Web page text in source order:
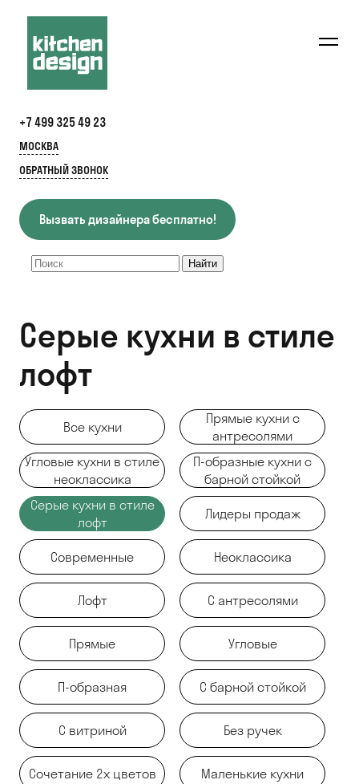
+7 499 325 49 23
МОСКВА
ОБРАТНЫЙ ЗВОНОК
Вызвать дизайнера бесплатно!
Серые кухни в стиле
лофт
Все кухни
Прямые кухни с
антресолями
Угловые кухни в стиле
неоклассика
П-образные кухни с
барной стойкой
Серые кухни в стиле
лофт
Лидеры продаж
Современные Неоклассика
Лофт С антресолями
Прямые Угловые
П-образная С барной стойкой
С витриной Без ручек
Сочетание 2х цветов Маленькие кухни